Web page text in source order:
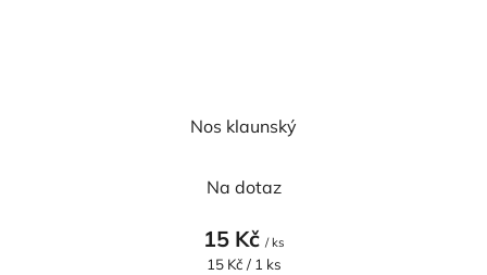
Nos klaunský
Na dotaz
15 Kč / ks
Měrná
15 Kč / 1 ks